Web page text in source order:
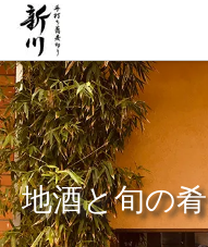
地酒と旬の肴